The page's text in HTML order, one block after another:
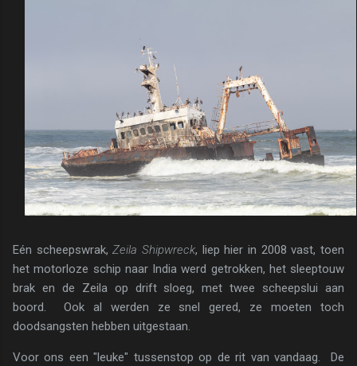
Eén scheepswrak,Zeila Shipwreck, liep hier in 2008 vast, toen
het motorloze schip naar India werd getrokken, het sleeptouw
brak en de Zeila op drift sloeg, met twee scheepslui aan
boord. Ook al werden ze snel gered, ze moeten toch
doodsangsten hebben uitgestaan.
Voor ons een "leuke" tussenstop op de rit van vandaag. De